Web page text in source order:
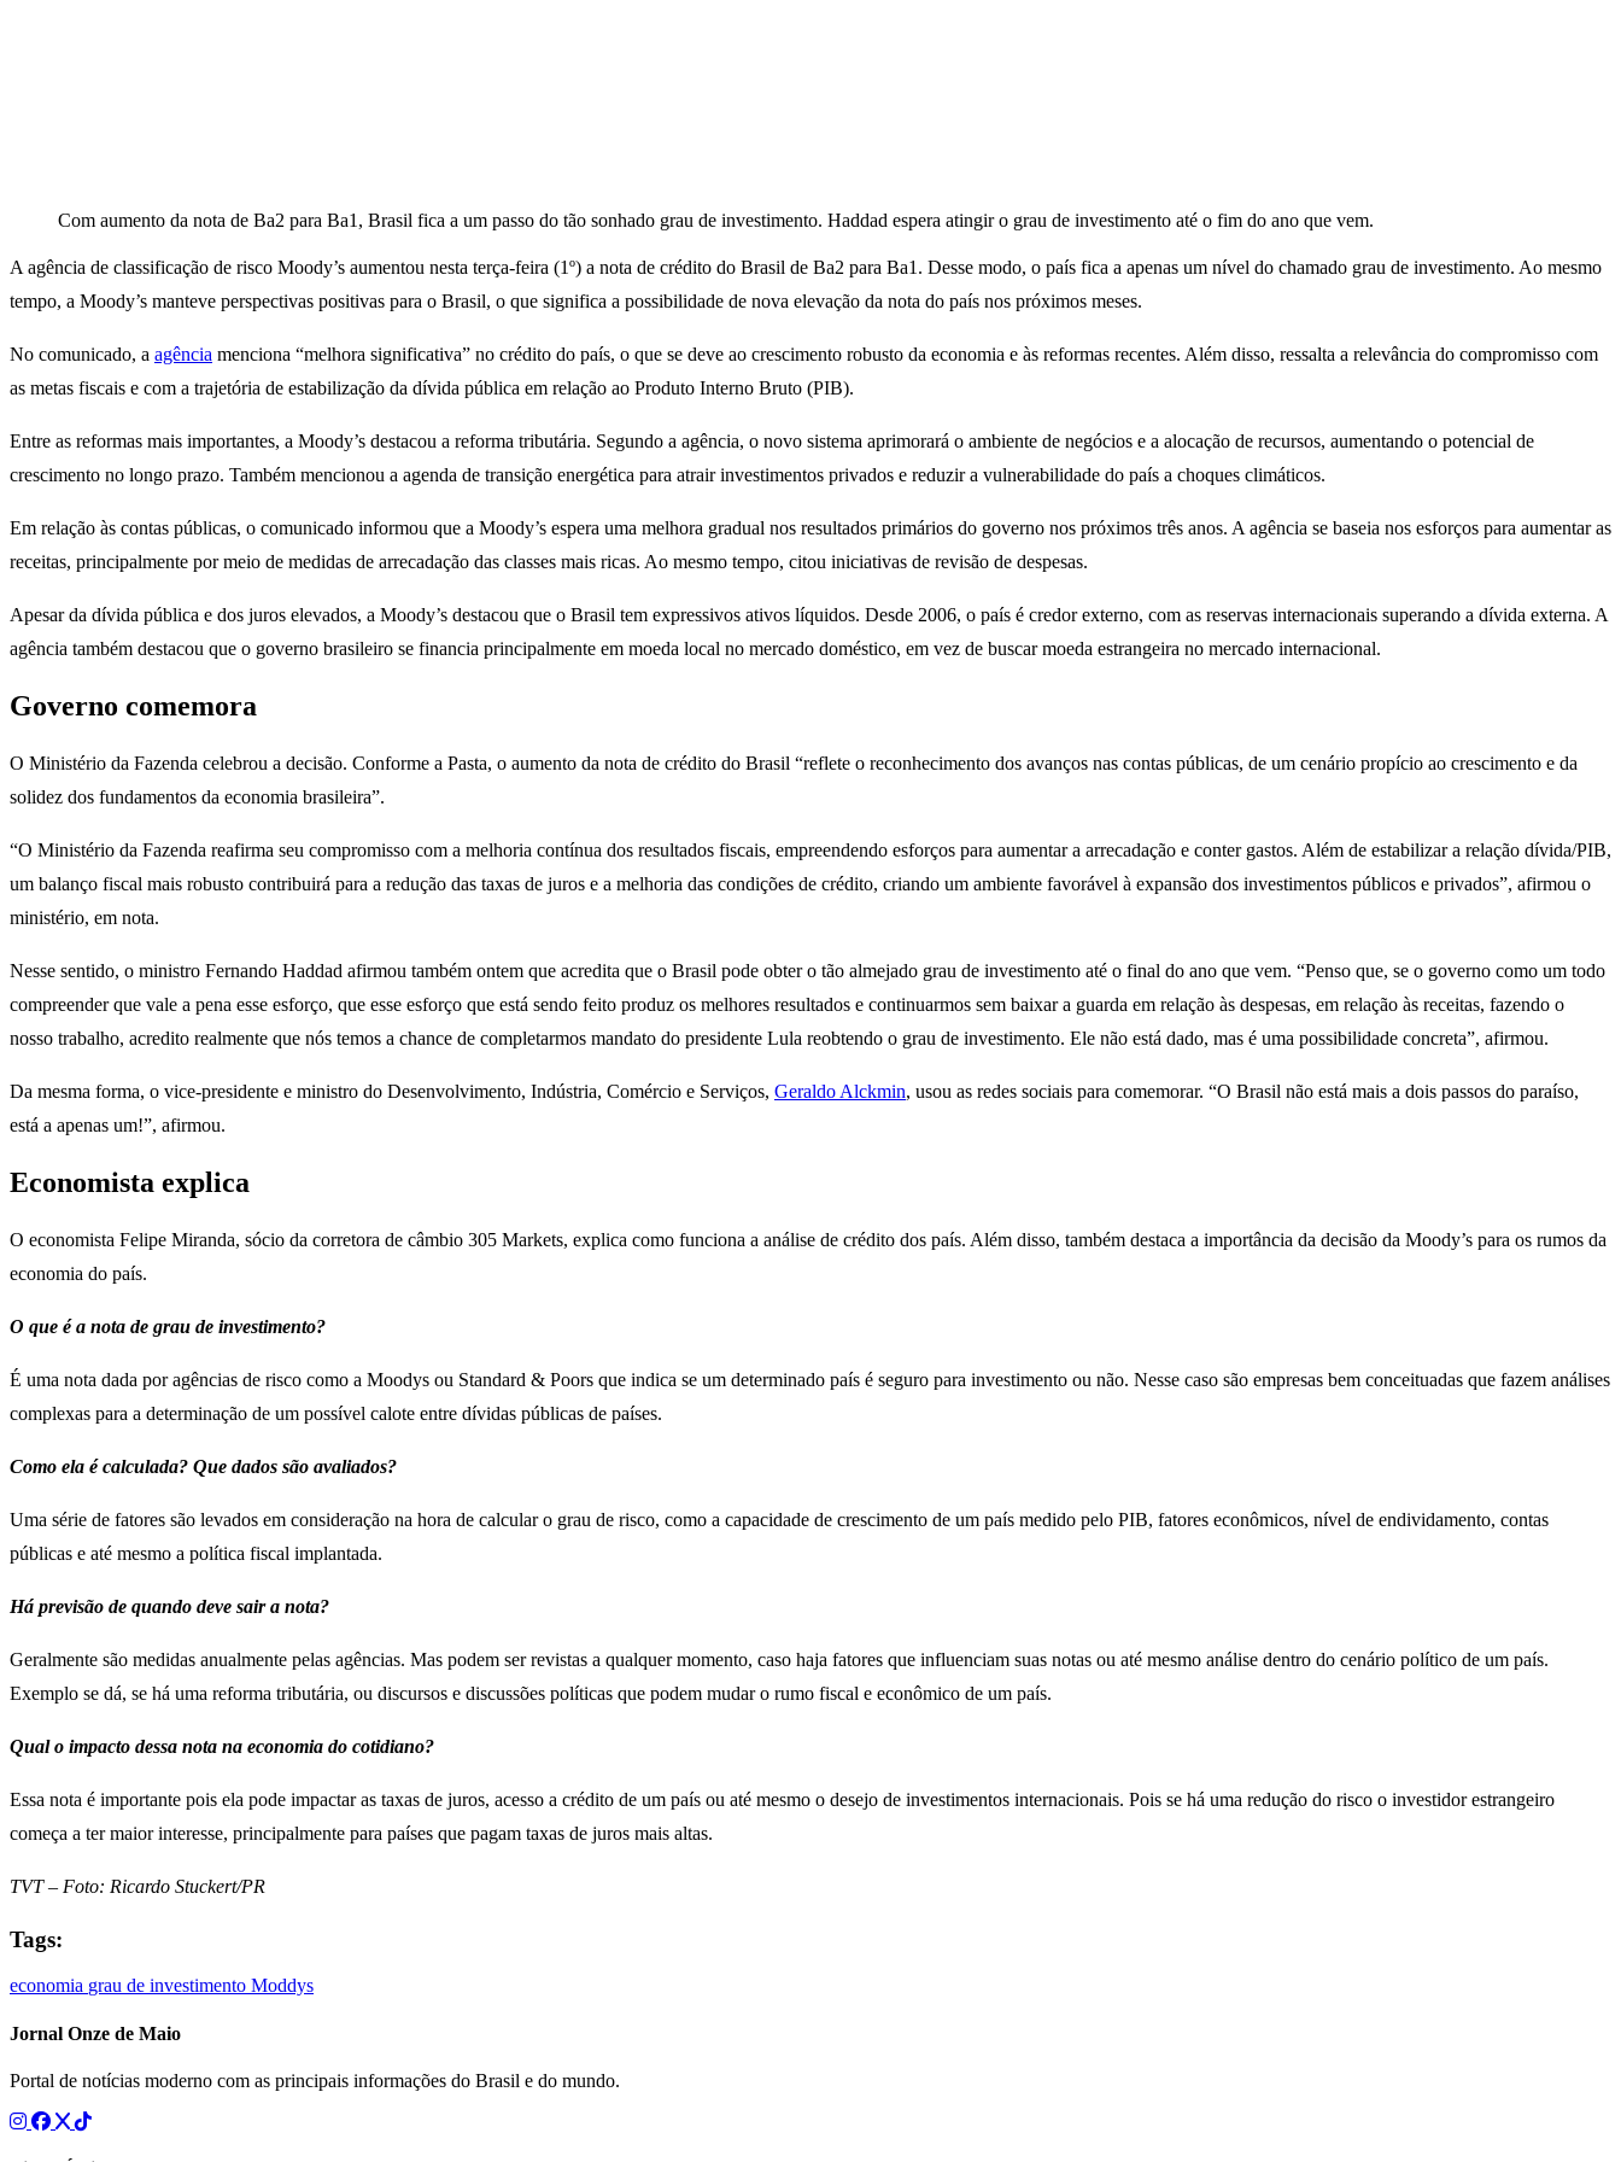
Com aumento da nota de Ba2 para Ba1, Brasil fica a um passo do tão sonhado grau de investimento. Haddad espera atingir o grau de investimento até o fim do ano que vem.
A agência de classificação de risco Moody’s aumentou nesta terça-feira (1º) a nota de crédito do Brasil de Ba2 para Ba1. Desse modo, o país fica a apenas um nível do chamado grau de investimento. Ao mesmo
tempo, a Moody’s manteve perspectivas positivas para o Brasil, o que significa a possibilidade de nova elevação da nota do país nos próximos meses.
No comunicado, a agência menciona “melhora significativa” no crédito do país, o que se deve ao crescimento robusto da economia e às reformas recentes. Além disso, ressalta a relevância do compromisso com
as metas fiscais e com a trajetória de estabilização da dívida pública em relação ao Produto Interno Bruto (PIB).
Entre as reformas mais importantes, a Moody’s destacou a reforma tributária. Segundo a agência, o novo sistema aprimorará o ambiente de negócios e a alocação de recursos, aumentando o potencial de
crescimento no longo prazo. Também mencionou a agenda de transição energética para atrair investimentos privados e reduzir a vulnerabilidade do país a choques climáticos.
Em relação às contas públicas, o comunicado informou que a Moody’s espera uma melhora gradual nos resultados primários do governo nos próximos três anos. A agência se baseia nos esforços para aumentar as
receitas, principalmente por meio de medidas de arrecadação das classes mais ricas. Ao mesmo tempo, citou iniciativas de revisão de despesas.
Apesar da dívida pública e dos juros elevados, a Moody’s destacou que o Brasil tem expressivos ativos líquidos. Desde 2006, o país é credor externo, com as reservas internacionais superando a dívida externa. A
agência também destacou que o governo brasileiro se financia principalmente em moeda local no mercado doméstico, em vez de buscar moeda estrangeira no mercado internacional.
Governo comemora
O Ministério da Fazenda celebrou a decisão. Conforme a Pasta, o aumento da nota de crédito do Brasil “reflete o reconhecimento dos avanços nas contas públicas, de um cenário propício ao crescimento e da
solidez dos fundamentos da economia brasileira”.
“O Ministério da Fazenda reafirma seu compromisso com a melhoria contínua dos resultados fiscais, empreendendo esforços para aumentar a arrecadação e conter gastos. Além de estabilizar a relação dívida/PIB,
um balanço fiscal mais robusto contribuirá para a redução das taxas de juros e a melhoria das condições de crédito, criando um ambiente favorável à expansão dos investimentos públicos e privados”, afirmou o
ministério, em nota.
Nesse sentido, o ministro Fernando Haddad afirmou também ontem que acredita que o Brasil pode obter o tão almejado grau de investimento até o final do ano que vem. “Penso que, se o governo como um todo
compreender que vale a pena esse esforço, que esse esforço que está sendo feito produz os melhores resultados e continuarmos sem baixar a guarda em relação às despesas, em relação às receitas, fazendo o
nosso trabalho, acredito realmente que nós temos a chance de completarmos mandato do presidente Lula reobtendo o grau de investimento. Ele não está dado, mas é uma possibilidade concreta”, afirmou.
Da mesma forma, o vice-presidente e ministro do Desenvolvimento, Indústria, Comércio e Serviços, Geraldo Alckmin, usou as redes sociais para comemorar. “O Brasil não está mais a dois passos do paraíso,
está a apenas um!”, afirmou.
Economista explica
O economista Felipe Miranda, sócio da corretora de câmbio 305 Markets, explica como funciona a análise de crédito dos país. Além disso, também destaca a importância da decisão da Moody’s para os rumos da
economia do país.
O que é a nota de grau de investimento?
É uma nota dada por agências de risco como a Moodys ou Standard & Poors que indica se um determinado país é seguro para investimento ou não. Nesse caso são empresas bem conceituadas que fazem análises
complexas para a determinação de um possível calote entre dívidas públicas de países.
Como ela é calculada? Que dados são avaliados?
Uma série de fatores são levados em consideração na hora de calcular o grau de risco, como a capacidade de crescimento de um país medido pelo PIB, fatores econômicos, nível de endividamento, contas
públicas e até mesmo a política fiscal implantada.
Há previsão de quando deve sair a nota?
Geralmente são medidas anualmente pelas agências. Mas podem ser revistas a qualquer momento, caso haja fatores que influenciam suas notas ou até mesmo análise dentro do cenário político de um país.
Exemplo se dá, se há uma reforma tributária, ou discursos e discussões políticas que podem mudar o rumo fiscal e econômico de um país.
Qual o impacto dessa nota na economia do cotidiano?
Essa nota é importante pois ela pode impactar as taxas de juros, acesso a crédito de um país ou até mesmo o desejo de investimentos internacionais. Pois se há uma redução do risco o investidor estrangeiro
começa a ter maior interesse, principalmente para países que pagam taxas de juros mais altas.
TVT – Foto: Ricardo Stuckert/PR
Tags:
economia grau de investimento Moddys
Jornal Onze de Maio
Portal de notícias moderno com as principais informações do Brasil e do mundo.